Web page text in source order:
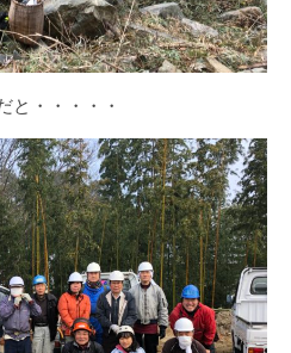
と・・・・・